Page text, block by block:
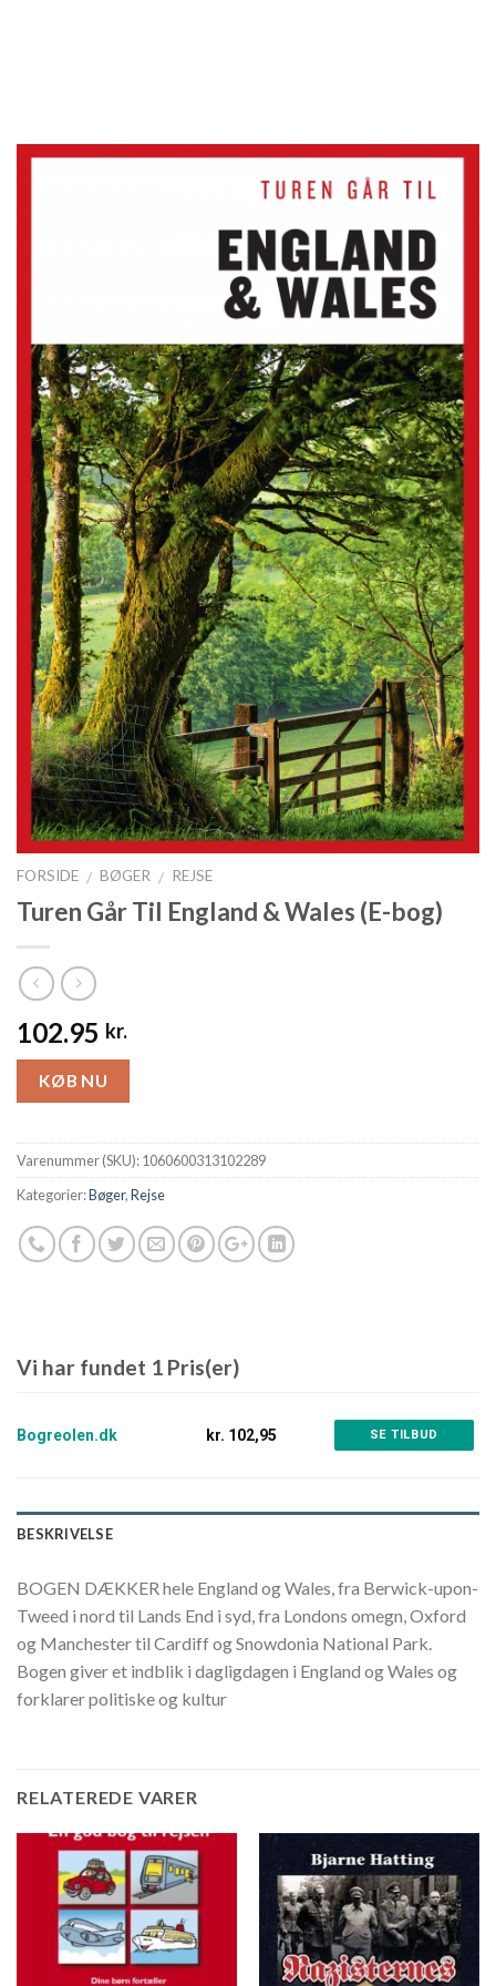
FORSIDE / BØGER / REJSE
Turen Går Til England & Wales (E-bog)
102.95 kr.
KØB NU
Varenummer (SKU):1060600313102289
Kategorier:Bøger,Rejse
Vi har fundet 1 Pris(er)
Bogreolen.dk kr. 102,95 SE TILBUD
BESKRIVELSE
BOGEN DÆKKER hele England og Wales, fra Berwick-upon-
Tweed i nord til Lands End i syd, fra Londons omegn, Oxford
og Manchester til Cardiff og Snowdonia National Park.
Bogen giver et indblik i dagligdagen i England og Wales og
forklarer politiske og kultur
RELATEREDE VARER